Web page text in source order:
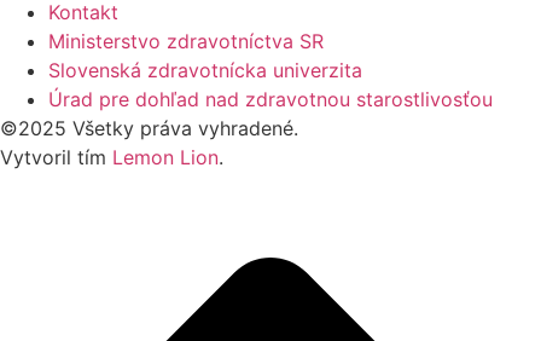
Kontakt
Ministerstvo zdravotníctva SR
Slovenská zdravotnícka univerzita
Úrad pre dohľad nad zdravotnou starostlivosťou
©2025 Všetky práva vyhradené.
Vytvoril tím Lemon Lion.